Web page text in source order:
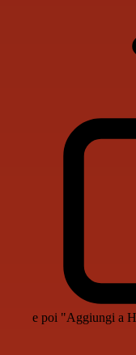
e poi "Aggiungi a